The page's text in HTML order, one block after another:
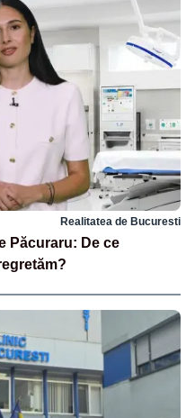
Realitatea de Bucuresti
Păcuraru: De ce